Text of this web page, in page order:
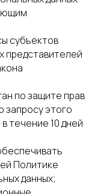
субъектов
представителей
по защите прав
запросу этого
течение 10 дней
Политике
данных;